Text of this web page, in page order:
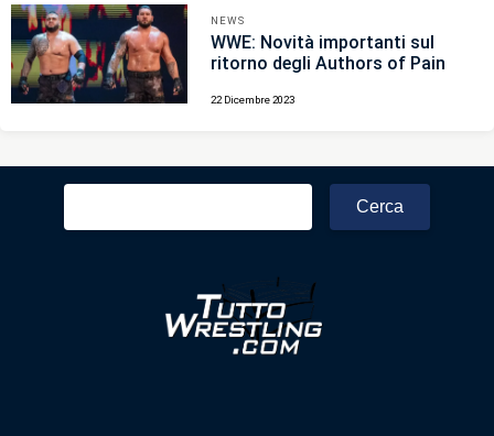
NEWS
WWE: Novità importanti sul
ritorno degli Authors of Pain
22 Dicembre 2023
Ricerca